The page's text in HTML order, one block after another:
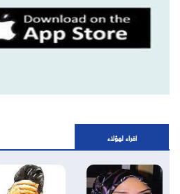
اقراء لهؤلاء